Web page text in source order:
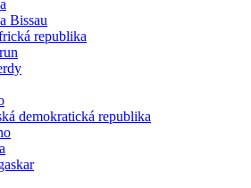
Bissau
republika
demokratická republika